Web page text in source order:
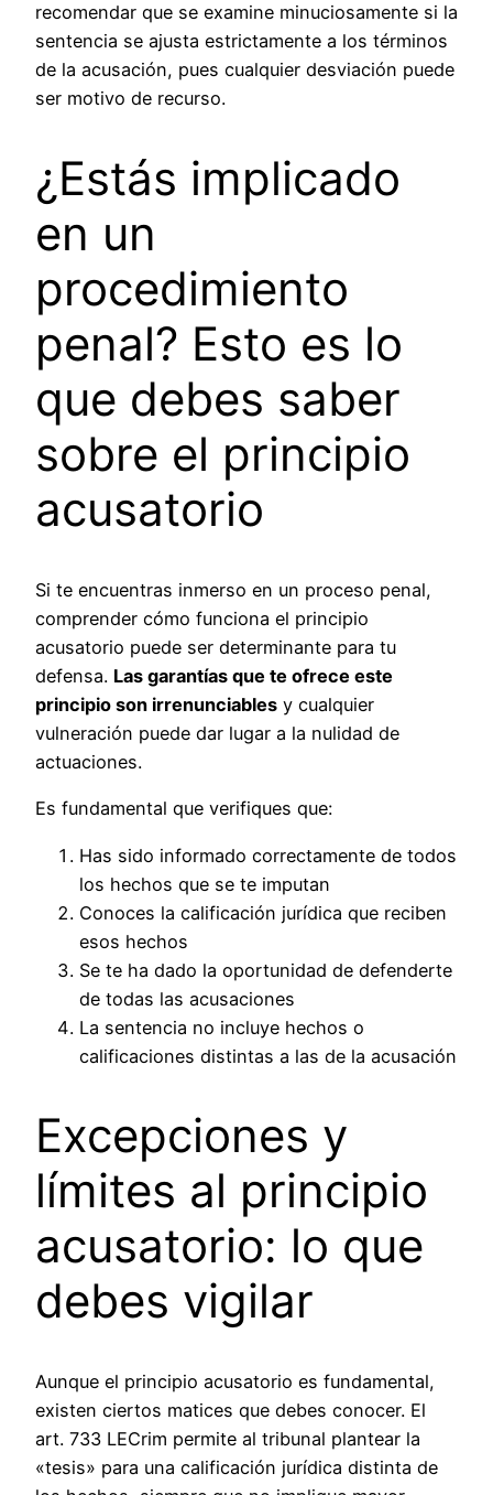
recomendar que se examine minuciosamente si la
sentencia se ajusta estrictamente a los términos
de la acusación, pues cualquier desviación puede
ser motivo de recurso.
¿Estás implicado
en un
procedimiento
penal? Esto es lo
que debes saber
sobre el principio
acusatorio
Si te encuentras inmerso en un proceso penal,
comprender cómo funciona el principio
acusatorio puede ser determinante para tu
defensa. Las garantías que te ofrece este
principio son irrenunciables y cualquier
vulneración puede dar lugar a la nulidad de
actuaciones.
Es fundamental que verifiques que:
Has sido informado correctamente de todos
los hechos que se te imputan
Conoces la calificación jurídica que reciben
esos hechos
Se te ha dado la oportunidad de defenderte
de todas las acusaciones
La sentencia no incluye hechos o
calificaciones distintas a las de la acusación
Excepciones y
límites al principio
acusatorio: lo que
debes vigilar
Aunque el principio acusatorio es fundamental,
existen ciertos matices que debes conocer. El
art. 733 LECrim permite al tribunal plantear la
«tesis» para una calificación jurídica distinta de